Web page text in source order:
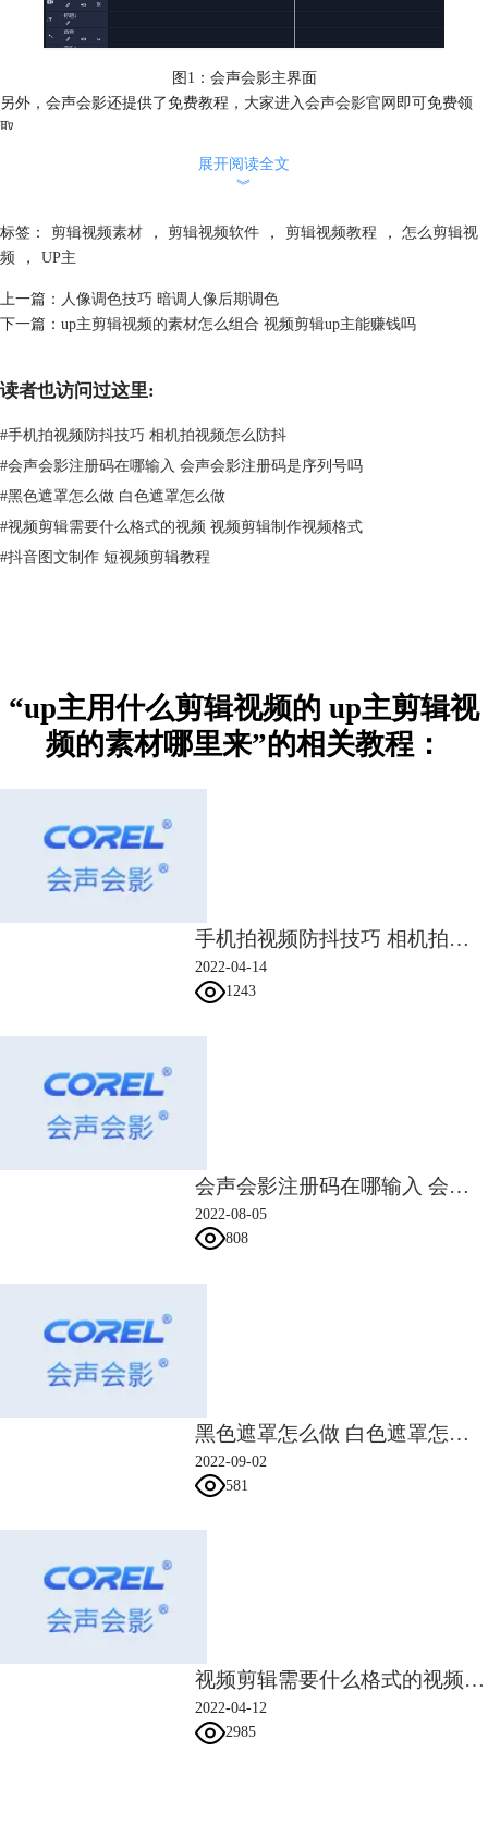
图1：会声会影主界面
另外，会声会影还提供了免费教程，大家进入会声会影官网即可免费领
取。
万兴喵影也是一款主打新手向的剪辑软件，算是国内比较不错的软件了，
这款软件支持智能剪辑，除了常见的文字转语音、智能抠像和运动跟踪等
功能外，它还增加了“识别A视频色调，并将A视频色调匹配到B视频上”的
3、格式工厂
这可能是很多up主最早接触的剪辑软件了，其实严格来说，格式工厂并不
帧、录屏等常见的剪辑功能。
不过格式工厂有做的比较好的地方，就是它优秀的视频处理能力，像视频
去水印、视频转码、格式转换等功能，它都具备。
有时候up主在使用一些素材，但是素材自带水印，这时就可以通过格式工
厂来去除水印，或者视频素材格式不是常规的mp4，也可以通过格式转换
功能进行转换。
图2：格式工厂操作界面
pr是Adobe公司设计的一款专业剪辑视频软件，功能强大，几乎所有up主
其他Adobe软件形成动态链接，帮助up主更好的剪辑视频。
比如说剪辑视频时需要处理音频，就可以使用Adobe旗下的au软件，再比
如需要进行图片处理，就可以使用ps等，不需要再重新下载其他软件，能
提高up主剪辑视频的效率。
不过pr软件相较于其他剪辑软件，操作更复杂一些，对于新手来说难度较
大。如果up主想提高剪辑技术，可以尝试使用pr，现在网上有很多免费教
程，大家可以自行搜索学习。
二、up主剪辑视频的素材哪里来
1、各大影视资源网站
如果是做影视解说或者混剪类up主，可以到视频网站下载电影、电视剧或
者动漫资源，这里给大家推荐几个网站：电影天堂、BD影视、BT世界
我们可以在网站上获取相应的下载链接，然后使用迅雷、 IDM等第三方下
载工具下载，下载完成后在剪辑自己需要的视频片段即可。
展开阅读全文
︾
标签： 剪辑视频素材 ， 剪辑视频软件 ， 剪辑视频教程 ，
怎么剪辑视
频
， UP主
上一篇： 人像调色技巧 暗调人像后期调色
下一篇： up主剪辑视频的素材怎么组合 视频剪辑up主能赚钱吗
读者也访问过这里:
#手机拍视频防抖技巧 相机拍视频怎么防抖
#会声会影注册码在哪输入 会声会影注册码是序列号吗
#黑色遮罩怎么做 白色遮罩怎么做
#视频剪辑需要什么格式的视频 视频剪辑制作视频格式
#抖音图文制作 短视频剪辑教程
“up主用什么剪辑视频的 up主剪辑视
频的素材哪里来”的相关教程：
手机拍视频防抖技巧 相机拍视频怎么防抖
2022-04-14
1243
会声会影注册码在哪输入 会声会影注册码是序列号吗
2022-08-05
808
黑色遮罩怎么做 白色遮罩怎么做
2022-09-02
581
视频剪辑需要什么格式的视频 视频剪辑制作视频格式
2022-04-12
2985